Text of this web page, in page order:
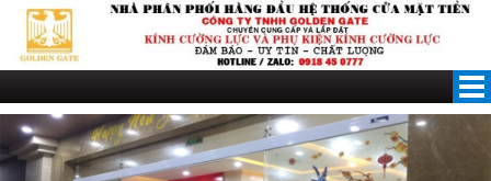
Skip
content